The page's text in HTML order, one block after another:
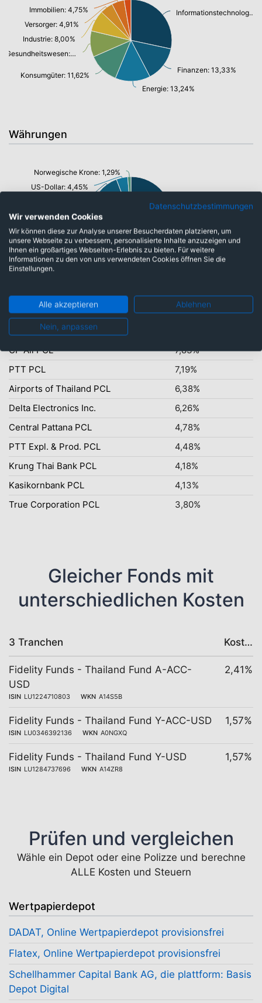
Informationstechnologie/ Telekommunikation: 27,01%
Finanzen: 13,33%
Energie: 13,24%
Konsumgüter: 11,62%
Gesundheitswesen: 9,84%
Industrie: 8,00%
Versorger: 4,91%
Immobilien: 4,75%
Währungen
Thailändischer Baht: 84,97%
US-Dollar: 4,45%
Norwegische Krone: 1,29%
Top-Ten Titel
Advanced Inf.Serv.(ADVANC) PCL
CP All PCL
7,83%
PTT PCL
7,19%
Airports of Thailand PCL
6,38%
Delta Electronics Inc.
6,26%
Central Pattana PCL
4,78%
PTT Expl. & Prod. PCL
4,48%
Krung Thai Bank PCL
4,18%
Kasikornbank PCL
4,13%
True Corporation PCL
3,80%
Gleicher Fonds mit
unterschiedlichen Kosten
3 Tranchen Kosten
Fidelity Funds - Thailand Fund A-ACC-
USD
ISIN LU1224710803 WKN A14S5B
2,41%
Fidelity Funds - Thailand Fund Y-ACC-USD
ISIN LU0346392136 WKN A0NGXQ
1,57%
Fidelity Funds - Thailand Fund Y-USD
ISIN LU1284737696 WKN A14ZR8
1,57%
Prüfen und vergleichen
Wähle ein Depot oder eine Polizze und berechne
ALLE Kosten und Steuern
Wertpapierdepot
DADAT, Online Wertpapierdepot provisionsfrei
Flatex, Online Wertpapierdepot provisionsfrei
Schellhammer Capital Bank AG, die plattform: Basis
Depot Digital
Datenschutzbestimmungen
Wir verwenden Cookies
Wir können diese zur Analyse unserer Besucherdaten platzieren, um
unsere Webseite zu verbessern, personalisierte Inhalte anzuzeigen und
Ihnen ein großartiges Webseiten-Erlebnis zu bieten. Für weitere
Informationen zu den von uns verwendeten Cookies öffnen Sie die
Einstellungen.
Alle akzeptieren Ablehnen
Nein, anpassen